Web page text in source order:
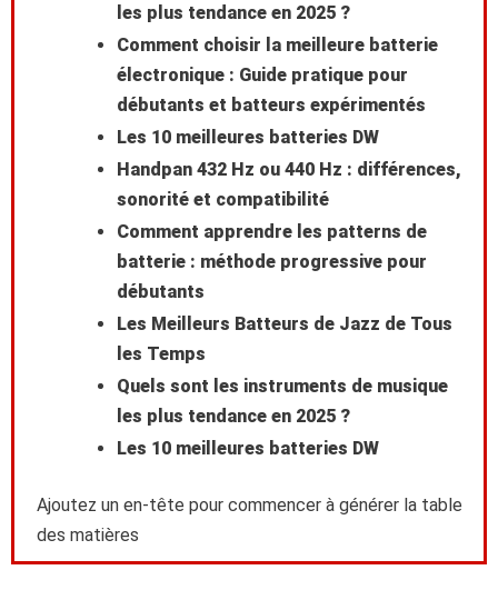
les plus tendance en 2025 ?
Comment choisir la meilleure batterie
électronique : Guide pratique pour
débutants et batteurs expérimentés
Les 10 meilleures batteries DW
Handpan 432 Hz ou 440 Hz : différences,
sonorité et compatibilité
Comment apprendre les patterns de
batterie : méthode progressive pour
débutants
Les Meilleurs Batteurs de Jazz de Tous
les Temps
Quels sont les instruments de musique
les plus tendance en 2025 ?
Les 10 meilleures batteries DW
Ajoutez un en-tête pour commencer à générer la table
des matières